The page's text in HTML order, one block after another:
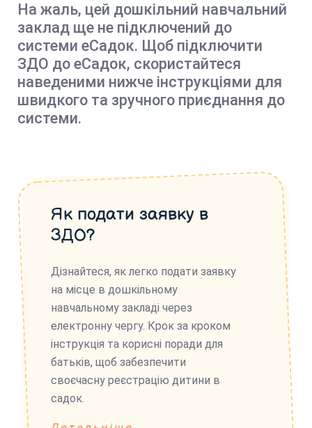
На жаль, цей дошкільний навчальний
заклад ще не підключений до
системи еСадок. Щоб підключити
ЗДО до еСадок, скористайтеся
наведеними нижче інструкціями для
швидкого та зручного приєднання до
системи.
Як подати заявку в
ЗДО?
Дізнайтеся, як легко подати заявку
на місце в дошкільному
навчальному закладі через
електронну чергу. Крок за кроком
інструкція та корисні поради для
батьків, щоб забезпечити
своєчасну реєстрацію дитини в
садок.